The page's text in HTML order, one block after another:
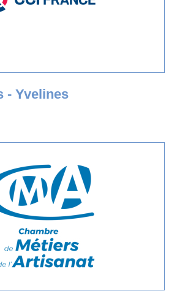
- Yvelines